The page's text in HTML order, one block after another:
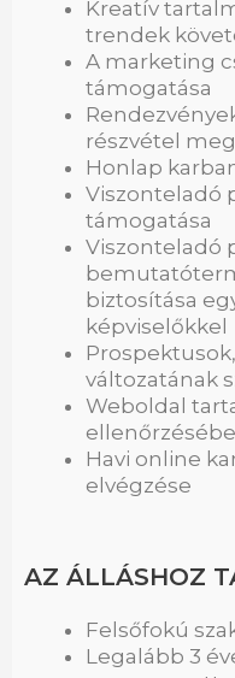
Kreatív
trendek
A marketing
támogatása
részvétel
Honlap
Viszonteladó
támogatása
Viszonteladó
biztosítása
képviselőkkel
változatának
Weboldal
Havi online
elvégzése
AZ ÁLLÁSHOZ
Felsőfokú
Legalább 3